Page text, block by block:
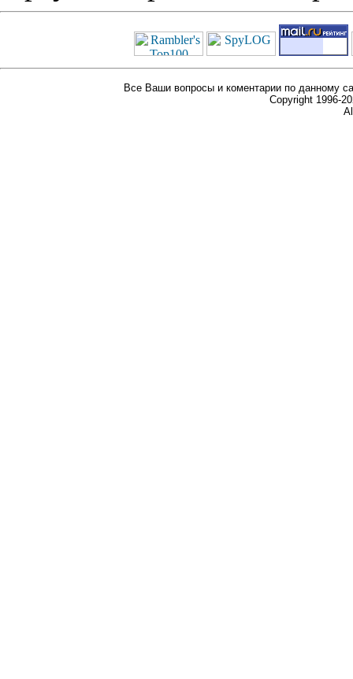
Все Ваши вопросы и коментарии по данному
Copyright 1996-